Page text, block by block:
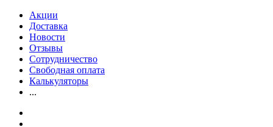
Акции
Доставка
Новости
Отзывы
Сотрудничество
Свободная оплата
Калькуляторы
...